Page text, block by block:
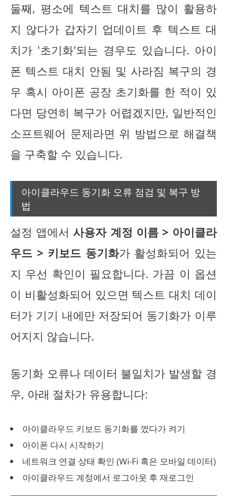
둘째, 평소에 텍스트 대치를 많이 활용하
지 않다가 갑자기 업데이트 후 텍스트 대
치가 '초기화'되는 경우도 있습니다. 아이
폰 텍스트 대치 안됨 및 사라짐 복구의 경
우 혹시 아이폰 공장 초기화를 한 적이 있
다면 당연히 복구가 어렵겠지만, 일반적인
소프트웨어 문제라면 위 방법으로 해결책
을 구축할 수 있습니다.
아이클라우드 동기화 오류 점검 및 복구 방
법
설정 앱에서사용자 계정 이름 > 아이클라
우드 > 키보드 동기화가 활성화되어 있는
지 우선 확인이 필요합니다. 가끔 이 옵션
이 비활성화되어 있으면 텍스트 대치 데이
터가 기기 내에만 저장되어 동기화가 이루
어지지 않습니다.
동기화 오류나 데이터 불일치가 발생할 경
우, 아래 절차가 유용합니다:
아이클라우드 키보드 동기화를 껐다가 켜기
아이폰 다시 시작하기
네트워크 연결 상태 확인 (Wi-Fi 혹은 모바일 데이터)
아이클라우드 계정에서 로그아웃 후 재로그인